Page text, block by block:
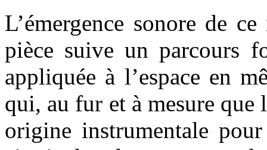
L’émergence sonore de
pièce suive un parcours
appliquée à l’espace en
qui, au fur et à mesure que
origine instrumentale